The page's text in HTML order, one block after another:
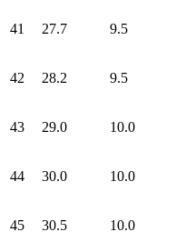
41 27.7 9.5
42 28.2 9.5
43 29.0 10.0
44 30.0 10.0
45 30.5 10.0